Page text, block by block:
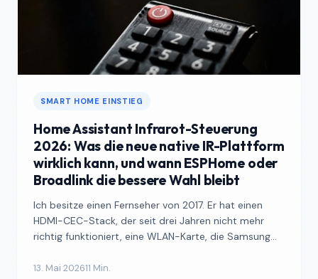
SMART HOME EINSTIEG
Home Assistant Infrarot-Steuerung
2026: Was die neue native IR-Plattform
wirklich kann, und wann ESPHome oder
Broadlink die bessere Wahl bleibt
Ich besitze einen Fernseher von 2017. Er hat einen
HDMI-CEC-Stack, der seit drei Jahren nicht mehr
richtig funktioniert, eine WLAN-Karte, die Samsung
13. Mai 202611 Min.